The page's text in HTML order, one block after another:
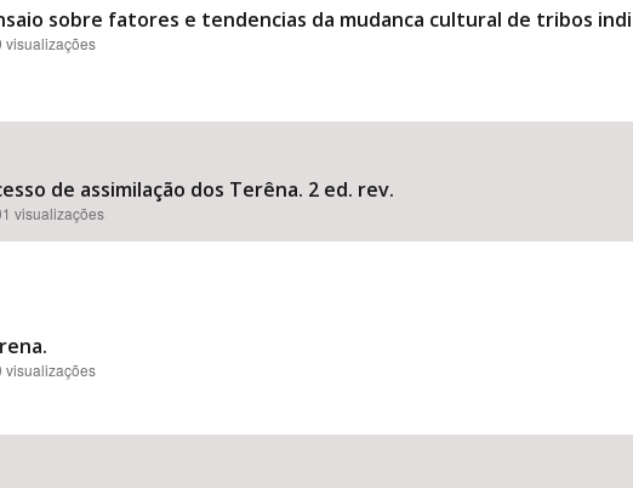
sobre fatores e tendencias da mudanca cultural de tribos
visualizações
de assimilação dos Terêna. 2 ed. rev.
visualizações
visualizações